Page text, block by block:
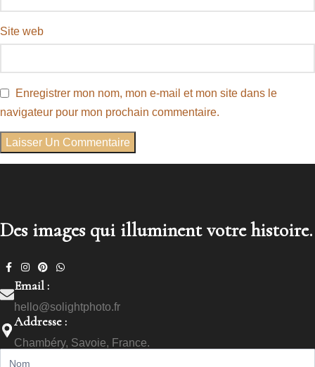
Site web
Enregistrer mon nom, mon e-mail et mon site dans le
navigateur pour mon prochain commentaire.
Des images qui illuminent votre histoire.
Email :
hello@solightphoto.fr
Addresse :
Chambéry, Savoie, France.
Call